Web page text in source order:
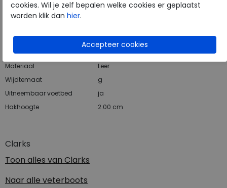
Clarks
Toon alles van Clarks
Naar alle veterboots
Fabrikantcode
Kleur
Beeswax
Materiaal
Leer
Wijdtemaat
g
Uitneembaar voetbed
ja
Hakhoogte
2.00 cm
cookies. Wil je zelf bepalen welke cookies er geplaatst
worden klik dan hier.